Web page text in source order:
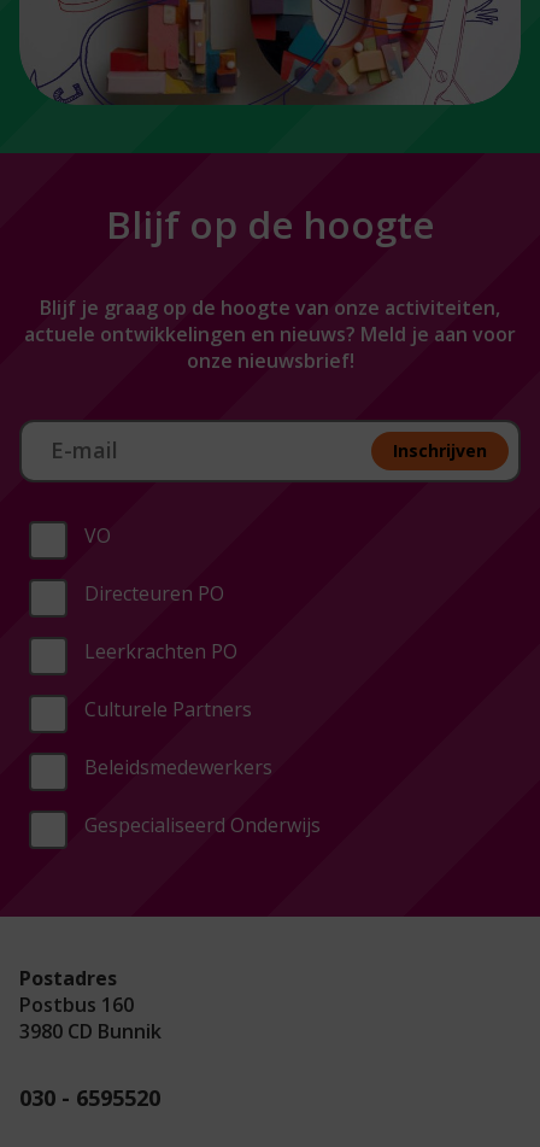
Blijf op de hoogte
Blijf je graag op de hoogte van onze activiteiten,
actuele ontwikkelingen en nieuws? Meld je aan voor
onze nieuwsbrief!
Aan melden nieuwsbrief Inschrijven
VO
Directeuren PO
Leerkrachten PO
Culturele Partners
Beleidsmedewerkers
Gespecialiseerd Onderwijs
Postadres
Postbus 160
3980 CD Bunnik
030 - 6595520